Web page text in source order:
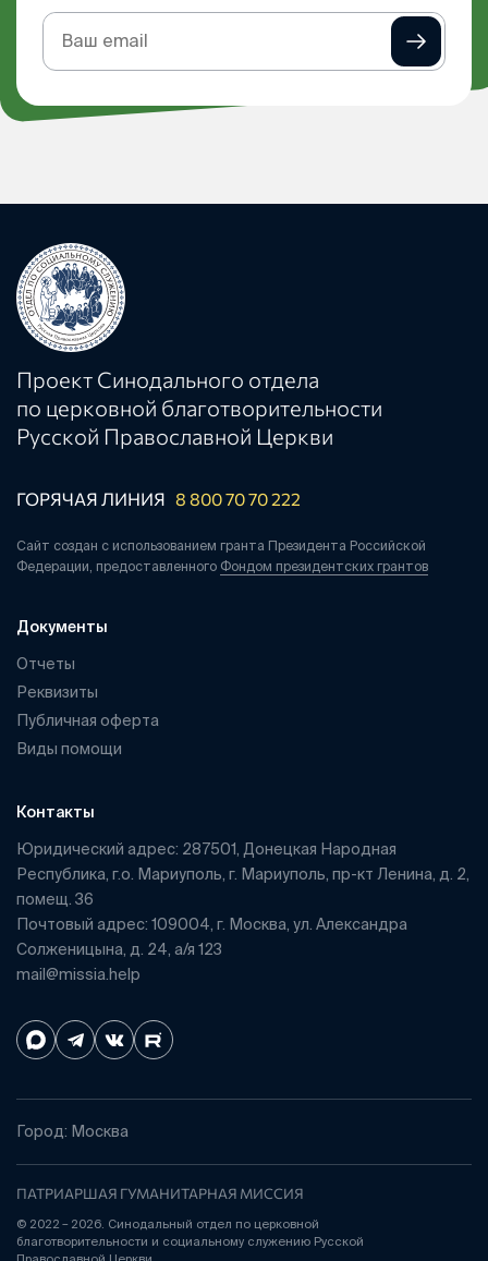
Подписка
на
Проект Синодального отдела
по церковной благотворительности
Русской Православной Церкви
ГОРЯЧАЯ ЛИНИЯ 8 800 70 70 222
Сайт создан с использованием гранта Президента Российской
Федерации, предоставленного Фондом президентских грантов
Документы
Отчеты
Реквизиты
Публичная оферта
Виды помощи
Контакты
Юридический адрес: 287501, Донецкая Народная
Республика, г.о. Мариуполь, г. Мариуполь, пр-кт Ленина, д. 2,
помещ. 36
Почтовый адрес: 109004, г. Москва, ул. Александра
Солженицына, д. 24, а/я 123
mail@missia.help
Город: Москва
ПАТРИАРШАЯ ГУМАНИТАРНАЯ МИССИЯ
© 2022 – 2026. Синодальный отдел по церковной
благотворительности и социальному служению Русской